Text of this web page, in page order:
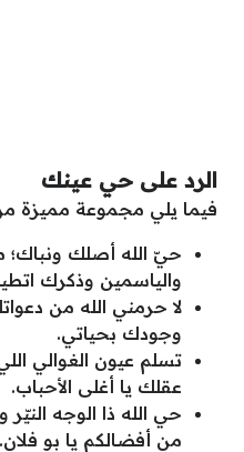
الرد على حي عينك
فيما يلي مجموعة مميزة
حيّ الله أصلك
والياسمين وذكرك
لا حرمني الله من
وجودك بحياتي.
تسلم عيون الغوالي
عقلك يا أغلى الأحباب.
حي الله ذا الوجه النيّر
من أفضالكم يا بو فلان.